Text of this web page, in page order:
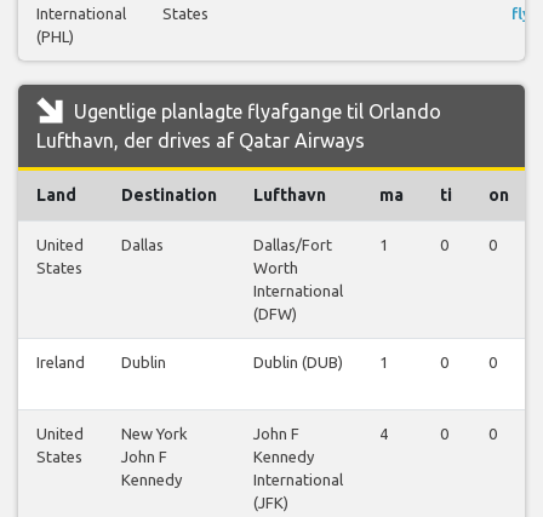
International
(PHL)
States
Ugentlige planlagte flyafgange til Orlando
Lufthavn, der drives af Qatar Airways
Land Destination Lufthavn ma ti on
United
States
Dallas
Dallas/Fort
Worth
International
(DFW)
1 0 0
Ireland Dublin Dublin (DUB) 1 0 0
United
States
New York
John F
Kennedy
John F
Kennedy
International
(JFK)
4 0 0